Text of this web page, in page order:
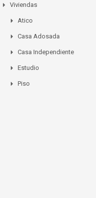
Viviendas
Atico
Casa Adosada
Casa Independiente
Estudio
Piso